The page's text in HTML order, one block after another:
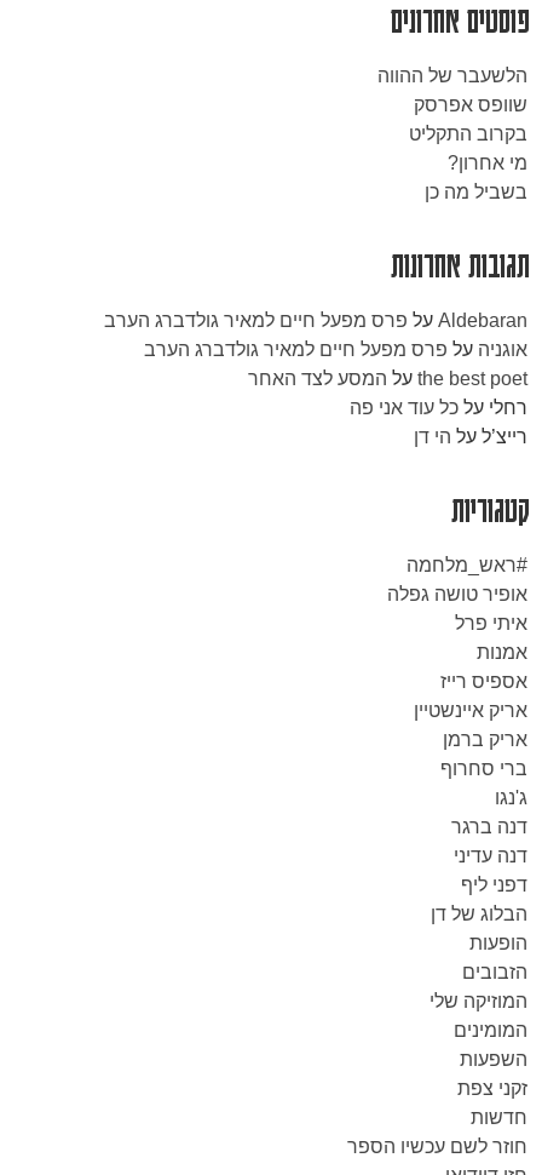
פוסטים אחרונים
הלשעבר של ההווה
שוופס אפרסק
בקרוב התקליט
מי אחרון?
בשביל מה כן
תגובות אחרונות
Aldebaran על פרס מפעל חיים למאיר גולדברג הערב
אוגניה על פרס מפעל חיים למאיר גולדברג הערב
the best poet על המסע לצד האחר
רחלי על כל עוד אני פה
רייצ’ל על הי דן
קטגוריות
#ראש_מלחמה
אופיר טושה גפלה
איתי פרל
אמנות
אספיס רייז
אריק איינשטיין
אריק ברמן
ברי סחרוף
ג'נגו
דנה ברגר
דנה עדיני
דפני ליף
הבלוג של דן
הופעות
הזבובים
המוזיקה שלי
המומינים
השפעות
זקני צפת
חדשות
חוזר לשם עכשיו הספר